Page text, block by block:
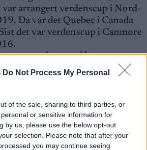
Do Not Process My Personal
of the sale, sharing to third parties, or
or sensitive information for
by us, please use the below opt-out
selection. Please note that after your
you may continue seeing
var arrangert verdenscup i Nord-
Da var det Quebec i Canada
det var verdenscup i Canmore
verdenscup i langrenn
i Soldier Hollow i Utah i 2001.
og Fairbanks i Alaska en
arrangerte en
i 1986 og Salt Lake City i Utah i
TV3